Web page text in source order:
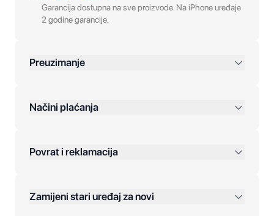
Garancija dostupna na sve proizvode. Na iPhone uređaje
2 godine garancije.
Preuzimanje
Načini plaćanja
Plaćanje na rate:
Povrat i reklamacija
Zamijeni stari uređaj za novi